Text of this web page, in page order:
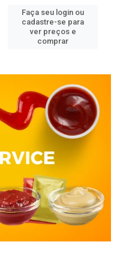
Faça seu login ou
cadastre-se para
ver preços e
comprar